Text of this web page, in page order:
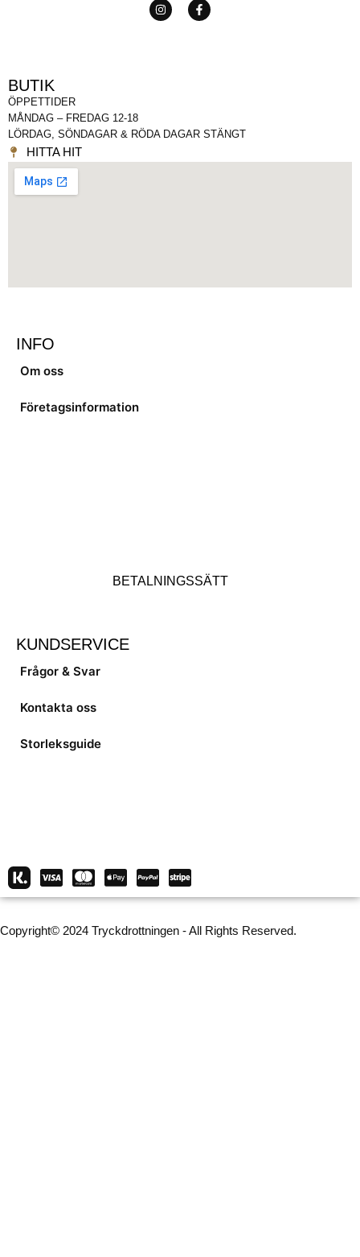
BUTIK
ÖPPETTIDER
MÅNDAG – FREDAG 12-18
LÖRDAG, SÖNDAGAR & RÖDA DAGAR STÄNGT
HITTA HIT
INFO
Om oss
Företagsinformation
BETALNINGSSÄTT
KUNDSERVICE
Frågor & Svar
Kontakta oss
Storleksguide
Copyright© 2024 Tryckdrottningen - All Rights Reserved.